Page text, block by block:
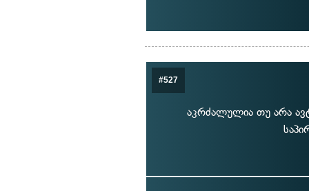
#527
აკრძალულია თუ არა